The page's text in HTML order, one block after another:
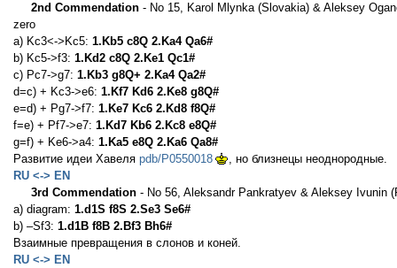
2nd Commendation - No 15, Karol Mlynka (Slovakia) & Aleksey
zero
a) Kc3<->Kc5: 1.Kb5 c8Q 2.Ka4 Qa6#
b) Kc5->f3: 1.Kd2 c8Q 2.Ke1 Qc1#
c) Pc7->g7: 1.Kb3 g8Q+ 2.Ka4 Qa2#
d=c) + Kc3->e6: 1.Kf7 Kd6 2.Ke8 g8Q#
e=d) + Pg7->f7: 1.Ke7 Kc6 2.Kd8 f8Q#
f=e) + Pf7->e7: 1.Kd7 Kb6 2.Kc8 e8Q#
g=f) + Ke6->a4: 1.Ka5 e8Q 2.Ka6 Qa8#
Развитие идеи Хавеля pdb/P0550018
, но близнецы неоднородные.
RU <-> EN
3rd Commendation - No 56, Aleksandr Pankratyev & Aleksey Ivunin
a) diagram: 1.d1S f8S 2.Se3 Se6#
b) –Sf3: 1.d1B f8B 2.Bf3 Bh6#
Взаимные превращения в слонов и коней.
RU <-> EN